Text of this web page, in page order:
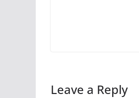
Leave a Reply